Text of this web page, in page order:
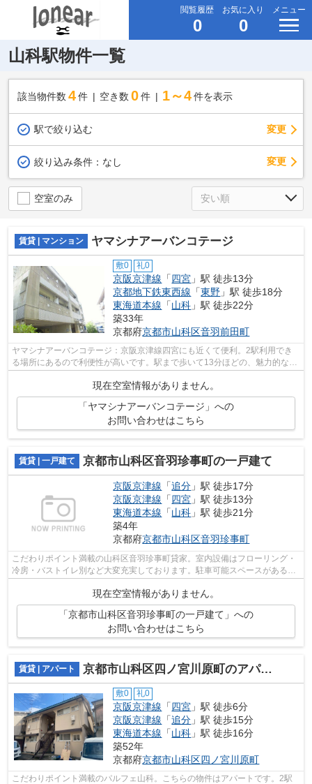
閲覧履歴
0
お気に入り
0
メニュー
山科駅物件一覧
該当物件数 4件 空き数 0 件 1～4 件を表示
駅で絞り込む 変更
絞り込み条件： なし 変更
空室のみ
賃貸 | マンション ヤマシナアーバンコテージ
敷0 礼0
京阪京津線 「四宮 」駅 徒歩13分
京都地下鉄東西線 「東野 」駅 徒歩18分
東海道本線 「山科 」駅 徒歩22分
築33年
京都府京都市山科区音羽前田町
ヤマシナアーバンコテージ：京阪京津線四宮にも近くて便利。2駅利用でき
る場所にあるので利便性が高いです。駅まで歩いて13分ほどの、魅力的な立
現在空室情報がありません。
「ヤマシナアーバンコテージ」への
お問い合わせはこちら
賃貸 | 一戸建て 京都市山科区音羽珍事町の一戸建て
京阪京津線 「追分 」駅 徒歩17分
京阪京津線 「四宮 」駅 徒歩13分
東海道本線 「山科 」駅 徒歩21分
築4年
京都府京都市山科区音羽珍事町
こだわりポイント満載の山科区音羽珍事町貸家。室内設備はフローリング・
冷房・バストイレ別など大変充実しております。駐車可能スペースがあるの
現在空室情報がありません。
「京都市山科区音羽珍事町の一戸建て」への
お問い合わせはこちら
賃貸 | アパート 京都市山科区四ノ宮川原町のアパート
敷0 礼0
京阪京津線 「四宮 」駅 徒歩6分
京阪京津線 「追分 」駅 徒歩15分
東海道本線 「山科 」駅 徒歩16分
築52年
京都府京都市山科区四ノ宮川原町
こだわりポイント満載のパルフェ山科。こちらの物件はアパートです。2駅